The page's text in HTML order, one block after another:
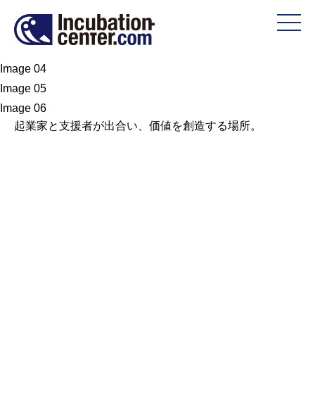
Image 02
Image 03
Image 04
Image 05
Image 06
起業家と支援者が出合い、 価値を創造する場所。